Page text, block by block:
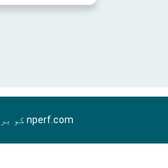
nperf.com کو براؤز کرنے سے ، آپ ہماری